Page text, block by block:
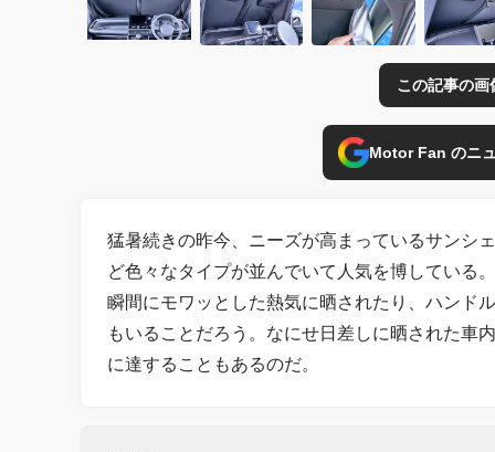
この記事の
Motor Fan のニ
猛暑続きの昨今、ニーズが高まっているサンシ
ど色々なタイプが並んでいて人気を博している
瞬間にモワッとした熱気に晒されたり、ハン
もいることだろう。なにせ日差しに晒された車
に達することもあるのだ。